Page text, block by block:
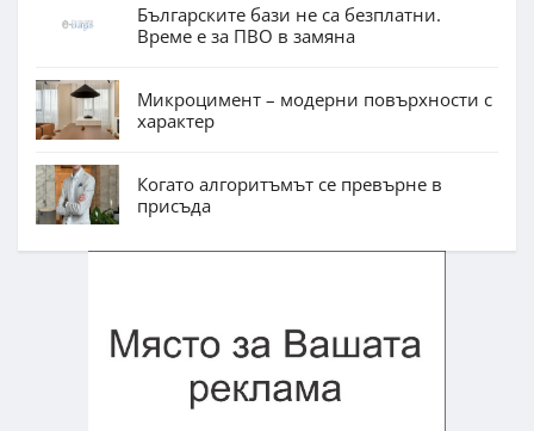
Българските бази не са безплатни.
Време е за ПВО в замяна
Микроцимент – модерни повърхности с
характер
Когато алгоритъмът се превърне в
присъда